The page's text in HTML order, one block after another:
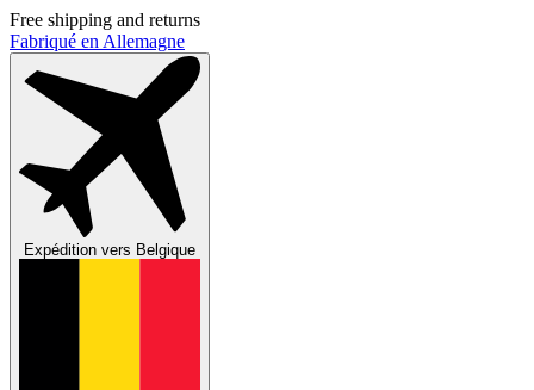
Free shipping and returns
Fabriqué en Allemagne
Expédition vers Belgique